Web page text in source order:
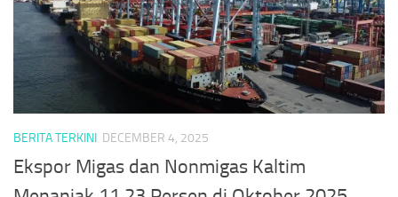
BERITA TERKINI DECEMBER 4, 2025
Ekspor Migas dan Nonmigas Kaltim